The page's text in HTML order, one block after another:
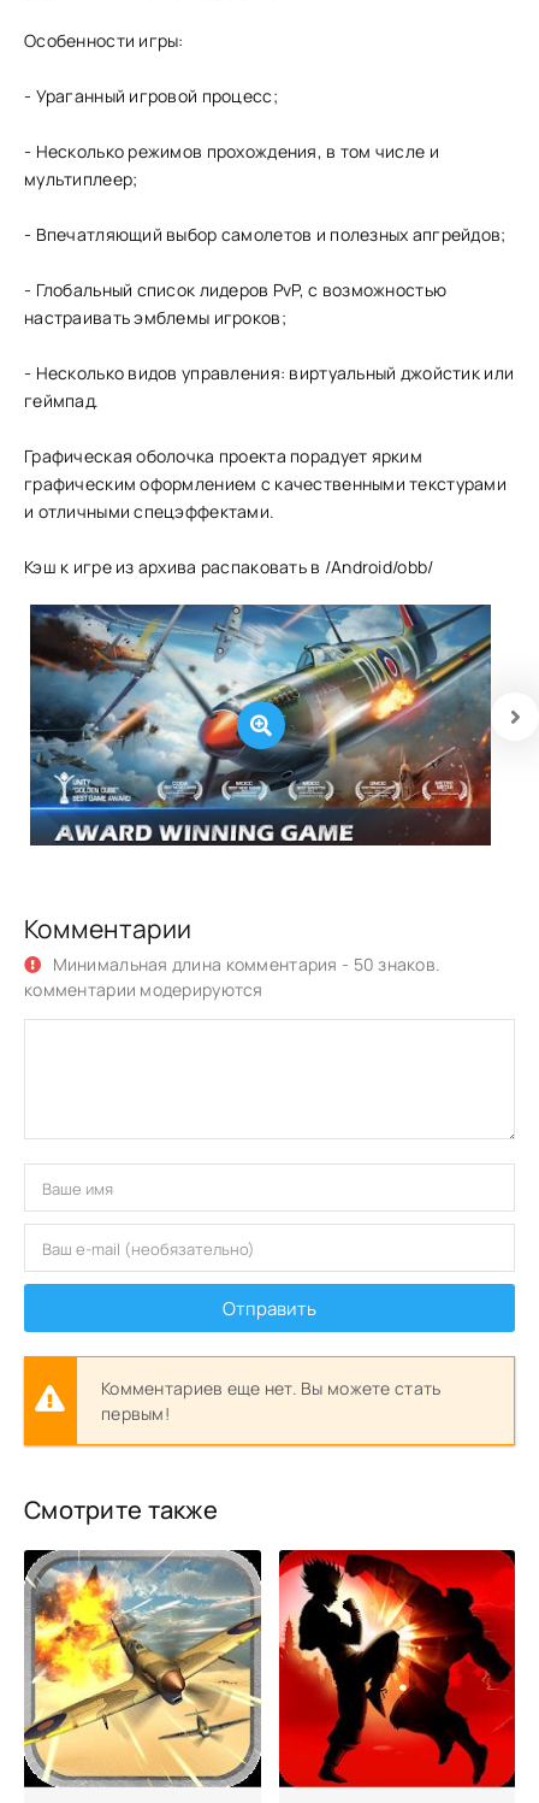
Особенности игры:
- Ураганный игровой процесс;
- Несколько режимов прохождения, в том числе и
мультиплеер;
- Впечатляющий выбор самолетов и полезных апгрейдов;
- Глобальный список лидеров PvP, с возможностью
настраивать эмблемы игроков;
- Несколько видов управления: виртуальный джойстик или
геймпад.
Графическая оболочка проекта порадует ярким
графическим оформлением с качественными текстурами
и отличными спецэффектами.
Кэш к игре из архива распаковать в /Android/obb/
Комментарии
Минимальная длина комментария - 50 знаков.
комментарии модерируются
Отправить
Комментариев еще нет. Вы можете стать
первым!
Смотрите также